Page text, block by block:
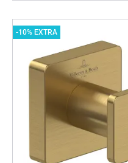
-10% EXTRA